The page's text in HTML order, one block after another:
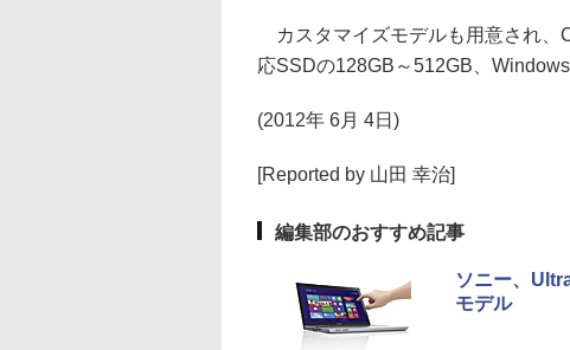
カスタマイズモデルも用意され、
応SSDの128GB～512GB、
(2012年 6月 4日)
[Reported by 山田 幸治]
編集部のおすすめ記事
ソニー、
モデル